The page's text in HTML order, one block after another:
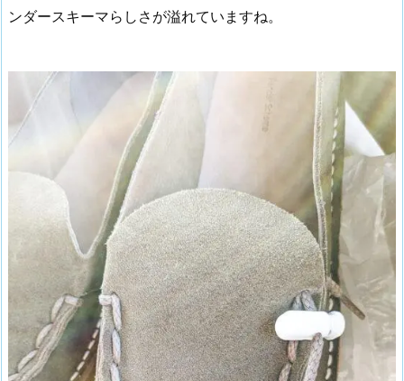
ンダースキーマらしさが溢れていますね。